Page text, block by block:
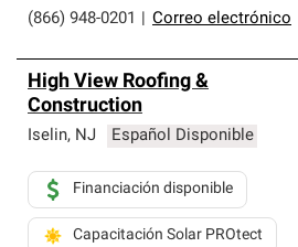
(866) 948-0201
Correo electrónico
High View Roofing &
Construction
Iselin, NJ Español Disponible
Financiación disponible
Capacitación Solar PROtect